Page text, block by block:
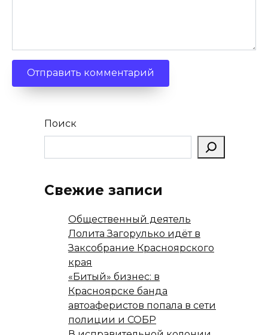
Поиск
Свежие записи
Общественный деятель
Лолита Загорулько идёт в
Заксобрание Красноярского
края
«Битый» бизнес: в
Красноярске банда
автоаферистов попала в сети
полиции и СОБР